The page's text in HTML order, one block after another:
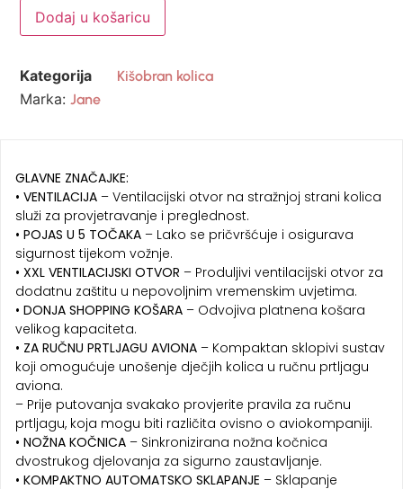
Dodaj u košaricu
Kategorija Kišobran kolica
Marka:Jane
GLAVNE ZNAČAJKE:
• VENTILACIJA – Ventilacijski otvor na stražnjoj strani kolica
služi za provjetravanje i preglednost.
• POJAS U 5 TOČAKA – Lako se pričvršćuje i osigurava
sigurnost tijekom vožnje.
• XXL VENTILACIJSKI OTVOR – Produljivi ventilacijski otvor za
dodatnu zaštitu u nepovoljnim vremenskim uvjetima.
• DONJA SHOPPING KOŠARA – Odvojiva platnena košara
velikog kapaciteta.
• ZA RUČNU PRTLJAGU AVIONA – Kompaktan sklopivi sustav
koji omogućuje unošenje dječjih kolica u ručnu prtljagu
aviona.
– Prije putovanja svakako provjerite pravila za ručnu
prtljagu, koja mogu biti različita ovisno o aviokompaniji.
• NOŽNA KOČNICA – Sinkronizirana nožna kočnica
dvostrukog djelovanja za sigurno zaustavljanje.
• KOMPAKTNO AUTOMATSKO SKLAPANJE – Sklapanje